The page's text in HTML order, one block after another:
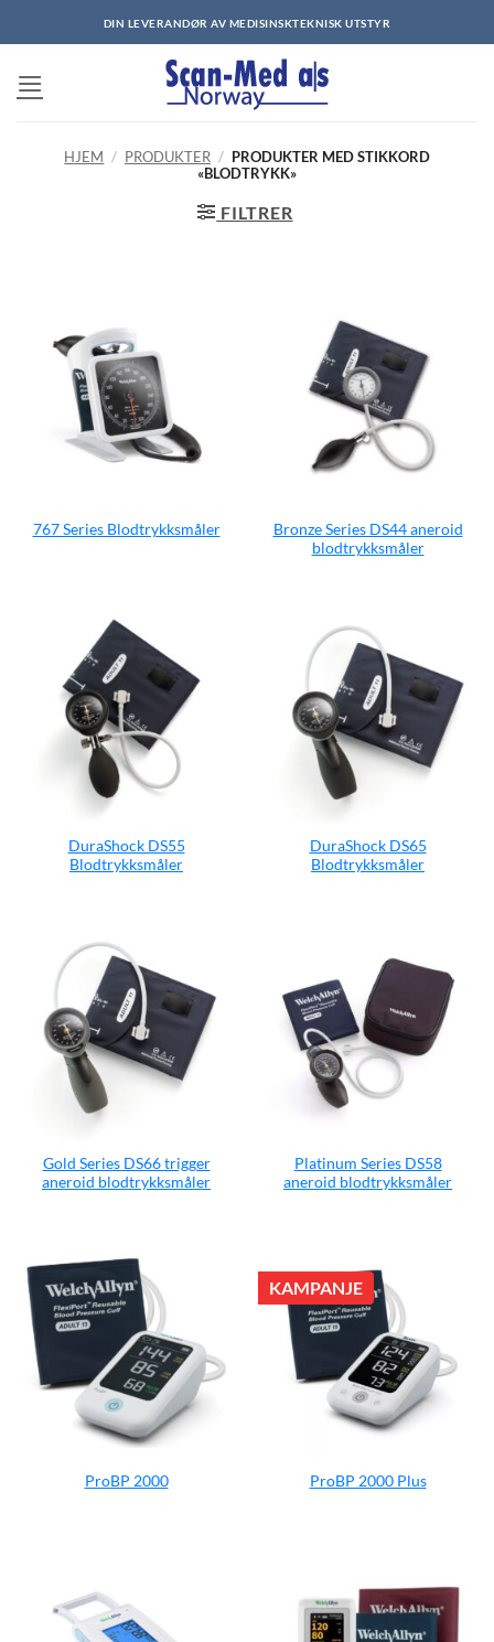
to
DIN LEVERANDØR AV MEDISINSKTEKNISK UTSTYR
HJEM / PRODUKTER / PRODUKTER MED STIKKORD
«BLODTRYKK»
FILTRER
767 Series Blodtrykksmåler
Bronze Series DS44 aneroid
blodtrykksmåler
DuraShock DS55
Blodtrykksmåler
DuraShock DS65
Blodtrykksmåler
Gold Series DS66 trigger
aneroid blodtrykksmåler
Platinum Series DS58
aneroid blodtrykksmåler
ProBP 2000
KAMPANJE
ProBP 2000 Plus